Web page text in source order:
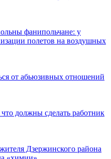
фанипольчане: у
полетов на воздушных
от абьюзивных отношений
должны сделать работник
Дзержинского района